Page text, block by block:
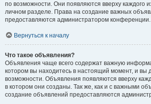
по возможности. Они появляются вверху каждого
личном разделе. Права на создание важных
предоставляются администратором конференции.
Вернуться к началу
Что такое объявления?
Объявления чаще всего содержат важную
котором вы находитесь в настоящий момент, и вы
возможности. Объявления появляются вверху
в котором они созданы. Так же, как и с важными
создание объявлений предоставляются